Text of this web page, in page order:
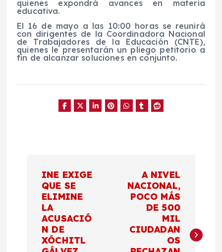
quienes expondrá avances en materia
educativa.
El 16 de mayo a las 10:00 horas se reunirá
con dirigentes de la Coordinadora Nacional
de Trabajadores de la Educación (CNTE),
quienes le presentarán un pliego petitorio a
fin de alcanzar soluciones en conjunto.
INE EXIGE
QUE SE
ELIMINE
LA
ACUSACIÓ
N DE
XÓCHITL
A NIVEL
NACIONAL,
POCO MÁS
DE 500
MIL
CIUDADAN
OS